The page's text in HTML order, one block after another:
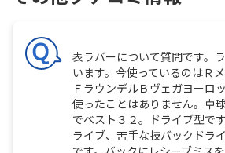
表ラバーについて質問です。
います。今使っているのはＲ
ＦラウンデルＢヴェガヨーロ
使ったことはありません。卓
でベスト３２。ドライブ型で
ライブ、苦手な技バックドラ